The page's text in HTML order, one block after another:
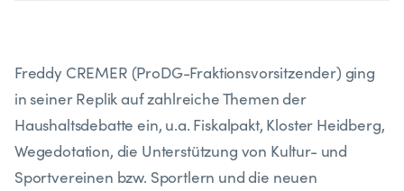
Freddy CREMER (ProDG-Fraktionsvorsitzender) ging
in seiner Replik auf zahlreiche Themen der
Haushaltsdebatte ein, u.a. Fiskalpakt, Kloster Heidberg,
Wegedotation, die Unterstützung von Kultur- und
Sportvereinen bzw. Sportlern und die neuen